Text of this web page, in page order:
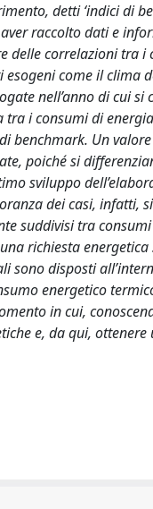
detti ‘indici di
raccolto dati e
correlazioni tra
come il
nell’anno di cui
i consumi di
benchmark. Un
poiché si
sviluppo
dei casi, infatti,
suddivisi tra
richiesta
disposti
energetico
in cui,
e, da qui,